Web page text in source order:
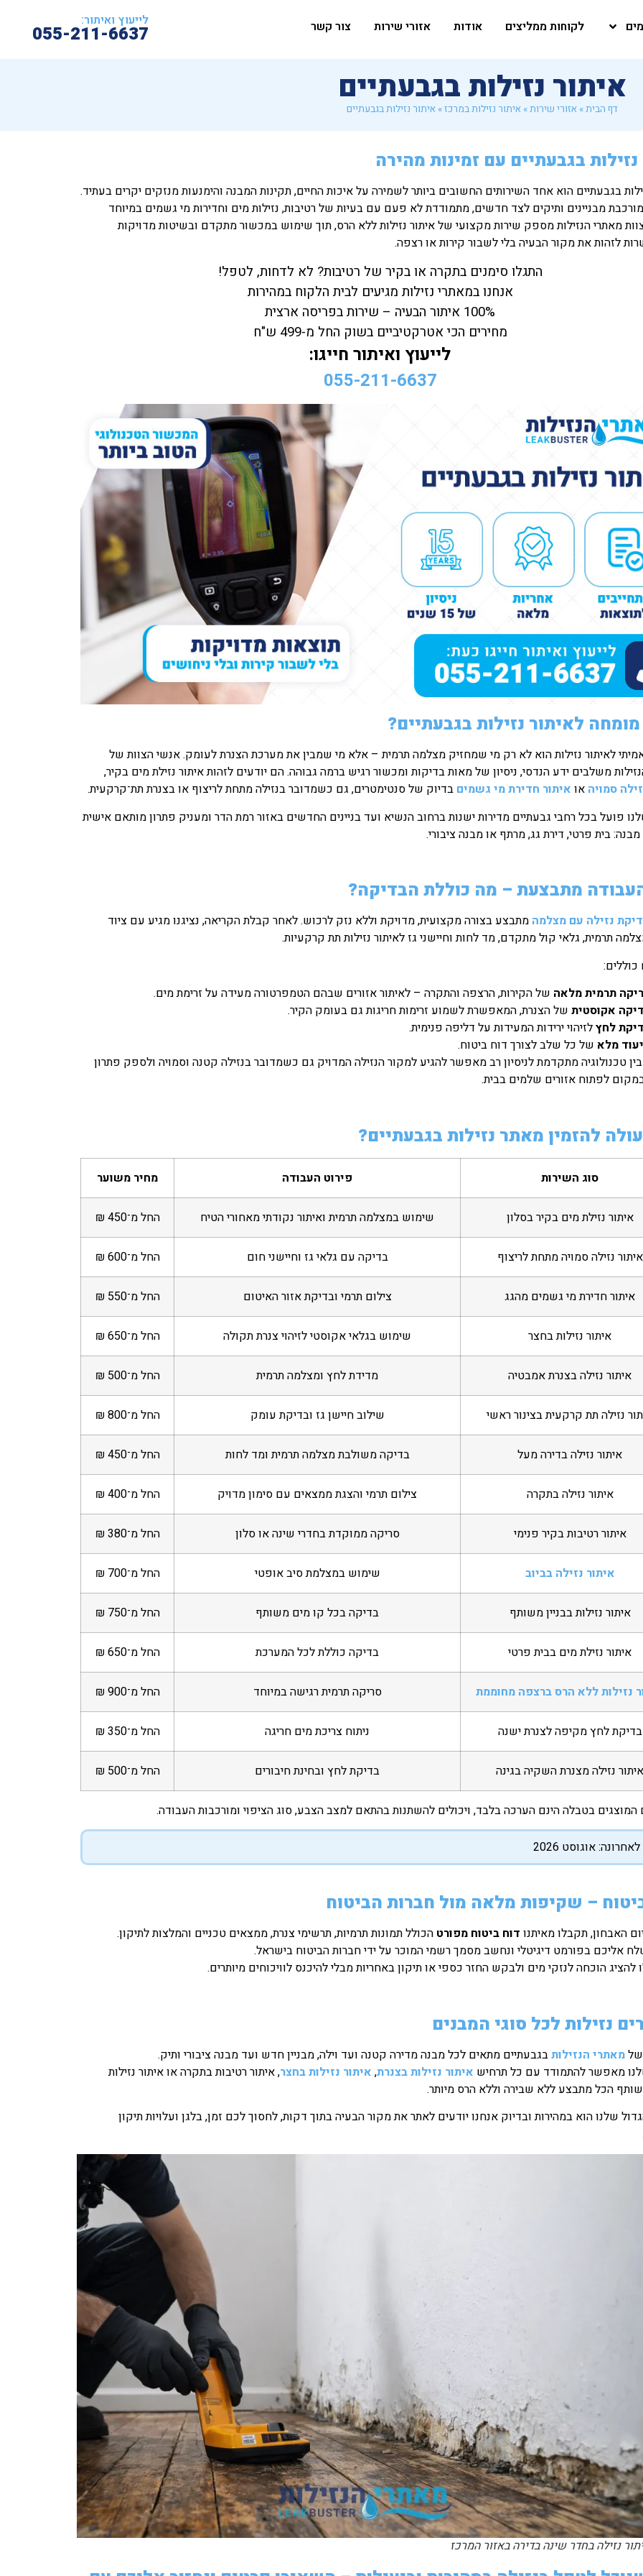
לקוחות ממליצים אודות אזורי שירות צור קשר לייעוץ ואיתור:
055-211-6637
איתור נזילות בגבעתיים
דף הבית»אזורי שירות»איתור נזילות במרכז»איתור נזילות בגבעתיים
נזילות בגבעתיים עם זמינות מהירה
בגבעתיים הוא אחד השירותים החשובים ביותר לשמירה על איכות החיים, תקינות המבנה והימנעות מנזקים יקרים בעתיד.
מבניינים ותיקים לצד חדשים, מתמודדת לא פעם עם בעיות של רטיבות, נזילות מים וחדירות מי גשמים במיוחד
מאתרי הנזילות מספק שירות מקצועי של איתור נזילות ללא הרס, תוך שימוש במכשור מתקדם ובשיטות מדויקות
לזהות את מקור הבעיה בלי לשבור קירות או רצפה.
התגלו סימנים בתקרה או בקיר של רטיבות? לא לדחות, לטפל!
אנחנו במאתרי נזילות מגיעים לבית הלקוח במהירות
100% איתור הבעיה – שירות בפריסה ארצית
מחירים הכי אטרקטיביים בשוק החל מ-499 ש"ח
לייעוץ ואיתור חייגו:
055-211-6637
לאיתור נזילות בגבעתיים?
לאיתור נזילות הוא לא רק מי שמחזיק מצלמה תרמית – אלא מי שמבין את מערכת הצנרת לעומק. אנשי הצוות של
משלבים ידע הנדסי, ניסיון של מאות בדיקות ומכשור רגיש ברמה גבוהה. הם יודעים לזהות איתור נזילת מים בקיר,
סמויה או איתור חדירת מי גשמים בדיוק של סנטימטרים, גם כשמדובר בנזילה מתחת לריצוף או בצנרת תת־קרקעית.
פועל בכל רחבי גבעתיים מדירות ישנות ברחוב הנשיא ועד בניינים החדשים באזור רמת הדר ומעניק פתרון מותאם אישית
בית פרטי, דירת גג, מרתף או מבנה ציבורי.
מתבצעת – מה כוללת הבדיקה?
נזילה עם מצלמה מתבצע בצורה מקצועית, מדויקת וללא נזק לרכוש. לאחר קבלת הקריאה, נציגנו מגיע עם ציוד
תרמית, גלאי קול מתקדם, מד לחות וחיישני גז לאיתור נזילות תת קרקעיות.
תרמית מלאה של הקירות, הרצפה והתקרה – לאיתור אזורים שבהם הטמפרטורה מעידה על זרימת מים.
אקוסטית של הצנרת, המאפשרת לשמוע זרימות חריגות גם בעומק הקיר.
לחץלזיהוי ירידות המעידות על דליפה פנימית.
מלא של כל שלב לצורך דוח ביטוח.
טכנולוגיה מתקדמת לניסיון רב מאפשר להגיע למקור הנזילה המדויק גם כשמדובר בנזילה קטנה וסמויה ולספק פתרון
לפתוח אזורים שלמים בבית.
להזמין מאתר נזילות בגבעתיים?
סוג השירות פירוט העבודה מחיר משוער
איתור נזילת מים בקיר בסלון שימוש במצלמה תרמית ואיתור נקודתי מאחורי הטיח החל מ־450 ₪
איתור נזילה סמויה מתחת לריצוף בדיקה עם גלאי גז וחיישני חום החל מ־600 ₪
איתור חדירת מי גשמים מהגג צילום תרמי ובדיקת אזור האיטום החל מ־550 ₪
איתור נזילות בחצר שימוש בגלאי אקוסטי לזיהוי צנרת תקולה החל מ־650 ₪
איתור נזילה בצנרת אמבטיה מדידת לחץ ומצלמה תרמית החל מ־500 ₪
נזילה תת קרקעית בצינור ראשי שילוב חיישן גז ובדיקת עומק החל מ־800 ₪
איתור נזילה בדירה מעל בדיקה משולבת מצלמה תרמית ומד לחות החל מ־450 ₪
איתור נזילה בתקרה צילום תרמי והצגת ממצאים עם סימון מדויק החל מ־400 ₪
איתור רטיבות בקיר פנימי סריקה ממוקדת בחדרי שינה או סלון החל מ־380 ₪
איתור נזילה בביוב שימוש במצלמת סיב אופטי החל מ־700 ₪
איתור נזילות בבניין משותף בדיקה בכל קו מים משותף החל מ־750 ₪
איתור נזילת מים בבית פרטי בדיקה כוללת לכל המערכת החל מ־650 ₪
נזילות ללא הרס ברצפה מחוממת סריקה תרמית רגישה במיוחד החל מ־900 ₪
בדיקת לחץ מקיפה לצנרת ישנה ניתוח צריכת מים חריגה החל מ־350 ₪
איתור נזילה מצנרת השקיה בגינה בדיקת לחץ ובחינת חיבורים החל מ־500 ₪
המוצגים בטבלה הינם הערכה בלבד, ויכולים להשתנות בהתאם למצב הצבע, סוג הציפוי ומורכבות העבודה.
אוגוסט 2026
– שקיפות מלאה מול חברות הביטוח
האבחון, תקבלו מאיתנו דוח ביטוח מפורט הכולל תמונות תרמיות, תרשימי צנרת, ממצאים טכניים והמלצות לתיקון.
אליכם בפורמט דיגיטלי ונחשב מסמך רשמי המוכר על ידי חברות הביטוח בישראל.
להציג הוכחה לנזקי מים ולבקש החזר כספי או תיקון באחריות מבלי להיכנס לוויכוחים מיותרים.
נזילות לכל סוגי המבנים
מאתרי הנזילותבגבעתיים מתאים לכל מבנה מדירה קטנה ועד וילה, מבניין חדש ועד מבנה ציבורי ותיק.
מאפשר להתמודד עם כל תרחיש איתור נזילות בצנרת, איתור נזילות בחצר, איתור רטיבות בתקרה או איתור נזילות
הכל מתבצע ללא שבירה וללא הרס מיותר.
שלנו הוא במהירות ובדיוק אנחנו יודעים לאתר את מקור הבעיה בתוך דקות, לחסוך לכם זמן, בלגן ועלויות תיקון
נזילה בחדר שינה בדירה באזור המרכז